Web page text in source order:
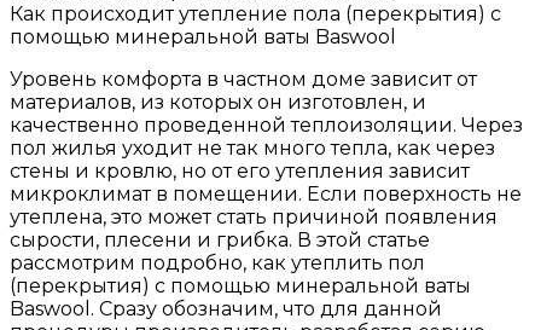
Как происходит утепление пола (перекрытия) с
помощью минеральной ваты Baswool
Уровень комфорта в частном доме зависит от
материалов, из которых он изготовлен, и
качественно проведенной теплоизоляции. Через
пол жилья уходит не так много тепла, как через
стены и кровлю, но от его утепления зависит
микроклимат в помещении. Если поверхность не
утеплена, это может стать причиной появления
сырости, плесени и грибка. В этой статье
рассмотрим подробно, как утеплить пол
(перекрытия) с помощью минеральной ваты
Baswool. Сразу обозначим, что для данной